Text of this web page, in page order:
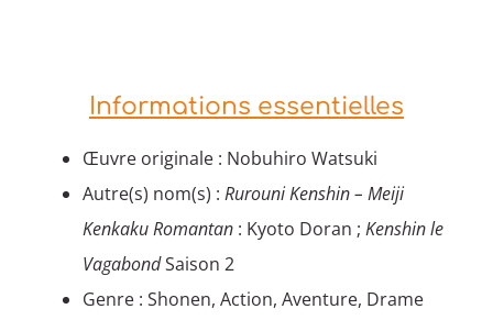
Informations essentielles
Œuvre originale : Nobuhiro Watsuki
Autre(s) nom(s) : Rurouni Kenshin – Meiji
Kenkaku Romantan : Kyoto Doran ; Kenshin le
VagabondSaison 2
Genre : Shonen, Action, Aventure, Drame